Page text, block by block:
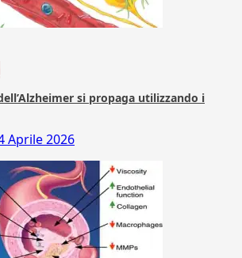
si propaga utilizzando i
Aprile 2026